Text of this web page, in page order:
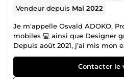
Vendeur depuis Mai 2022
Je m'appelle Osvald ADOKO,
mobiles 💻 ainsi que Designer
Depuis août 2021, j’ai mis mon
projets variés et ambitieux, en
créativité pour offrir des
En tant que développeur, je
Contacter le